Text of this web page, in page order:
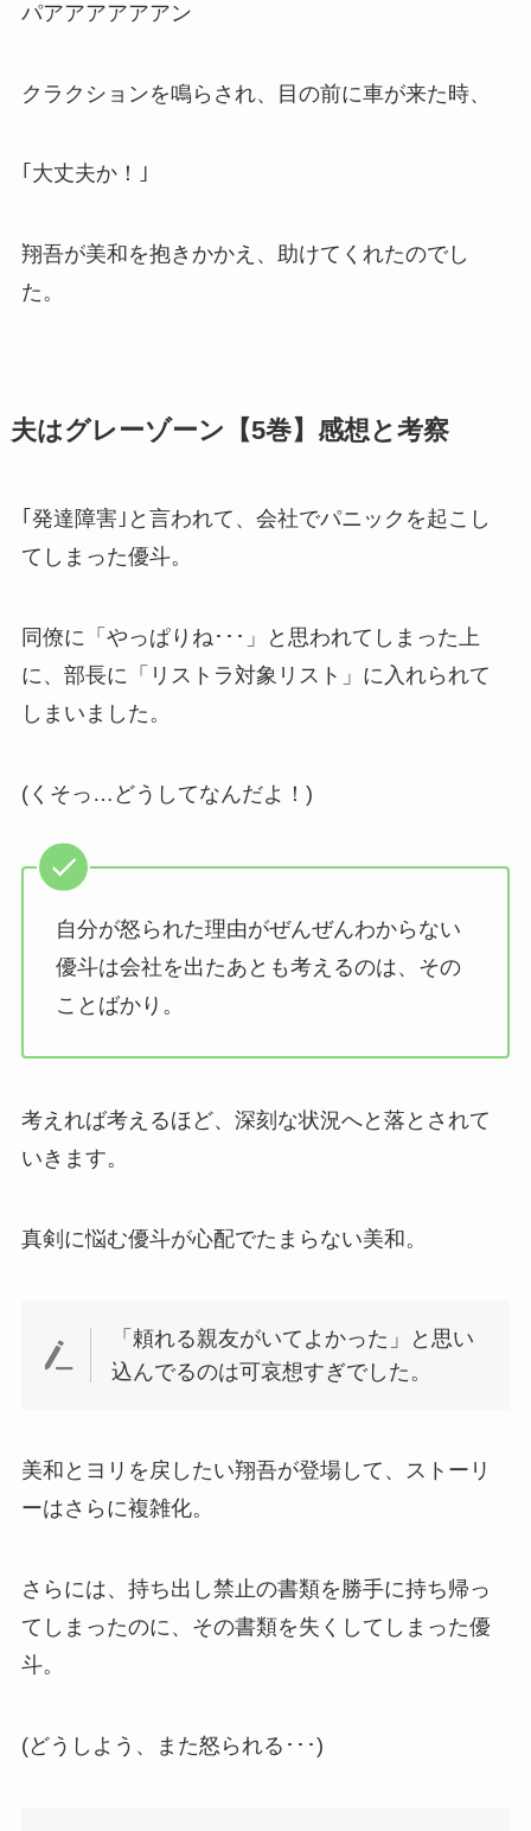
パアアアアアアン
クラクションを鳴らされ、目の前に車が来た時、
｢大丈夫か！｣
翔吾が美和を抱きかかえ、助けてくれたのでし
た。
夫はグレーゾーン【5巻】感想と考察
｢発達障害｣と言われて、会社でパニックを起こし
てしまった優斗。
同僚に「やっぱりね･･･」と思われてしまった上
に、部長に「リストラ対象リスト」に入れられて
しまいました。
(くそっ…どうしてなんだよ！)
自分が怒られた理由がぜんぜんわからない
優斗は会社を出たあとも考えるのは、その
ことばかり。
考えれば考えるほど、深刻な状況へと落とされて
いきます。
真剣に悩む優斗が心配でたまらない美和。
「頼れる親友がいてよかった」と思い
込んでるのは可哀想すぎでした。
美和とヨリを戻したい翔吾が登場して、ストーリ
ーはさらに複雑化。
さらには、持ち出し禁止の書類を勝手に持ち帰っ
てしまったのに、その書類を失くしてしまった優
斗。
(どうしよう、また怒られる･･･)